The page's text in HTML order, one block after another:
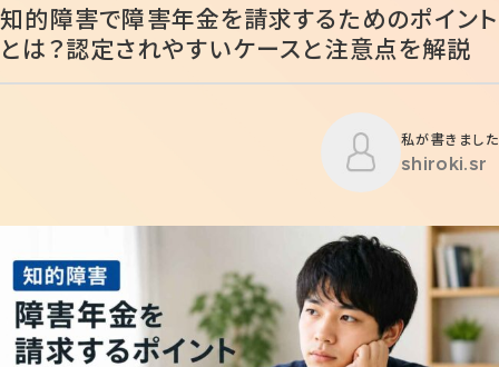
知的障害で障害年金を請求するためのポイント
とは？認定されやすいケースと注意点を解説
私が書きました
shiroki.sr